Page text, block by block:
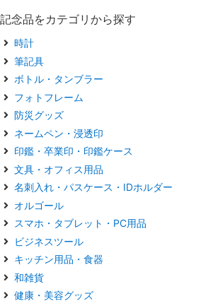
記念品をカテゴリから探す
時計
筆記具
ボトル・タンブラー
フォトフレーム
防災グッズ
ネームペン・浸透印
印鑑・卒業印・印鑑ケース
文具・オフィス用品
名刺入れ・パスケース・IDホルダー
オルゴール
スマホ・タブレット・PC用品
ビジネスツール
キッチン用品・食器
和雑貨
健康・美容グッズ